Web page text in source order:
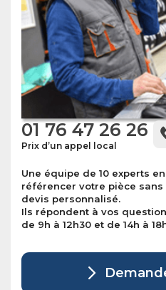
01 76 47 26 26
Prix d’un appel local
Une équipe de 10 experts
référencer votre pièce
devis personnalisé.
Ils répondent à vos
de 9h à 12h30 et de 14h à